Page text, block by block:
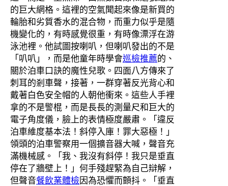
的巨大網格。這裡的空氣聞起來像是新買的
輪胎和劣質香水的混合物，而重力似乎是隨
機變化的，有時感覺很重，有時像漂浮在游
泳池裡。他試圖按喇叭，但喇叭發出的不是
「叭叭」，而是他童年時學會巡檢推薦的、
關於泊車口訣的魔性兒歌。四面八方傳來了
刺耳的剎車聲，接著，一群穿著反光背心和
戴著白色安全帽的人朝他衝來。這些人手裡
拿的不是警棍，而是長長的測量尺和巨大的
電子角度儀，臉上的表情極度嚴肅。「違反
泊車維度基本法！斜停入庫！罪大惡極！」
領頭的泊車警察用一個擴音器大喊，聲音充
滿機械感。「我、我沒有斜停！我只是垂直
停在了牆壁上！」何手殘趕緊為自己辯解，
但聲音餐飲業體檢因為恐懼而顫抖。「垂直